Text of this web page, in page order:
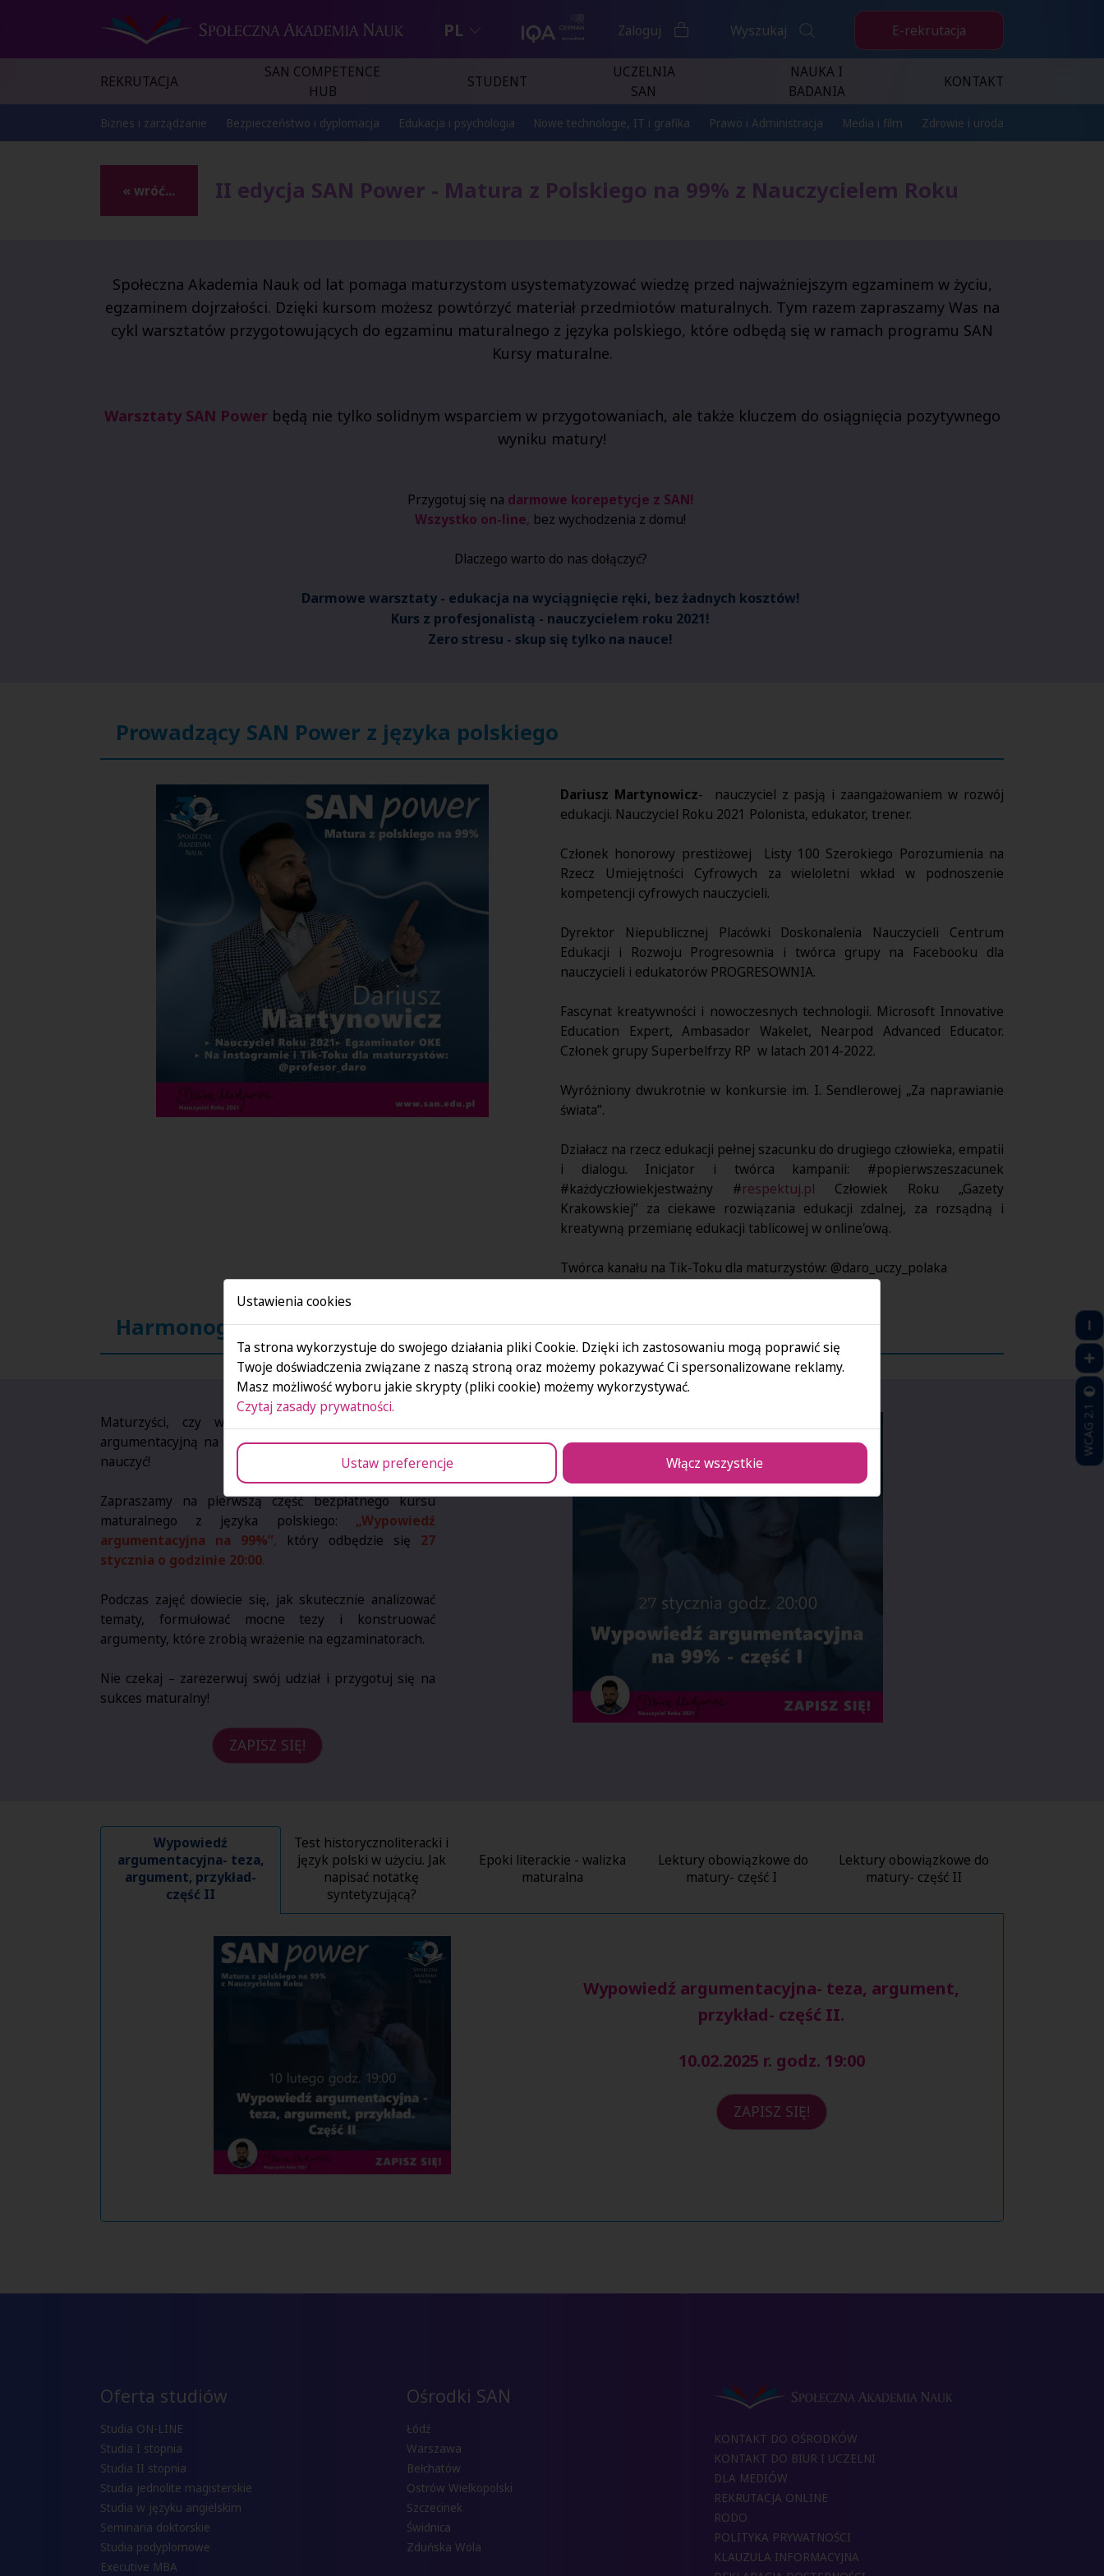
PL Zaloguj Wyszukaj E-rekrutacja
REKRUTACJA
SAN COMPETENCE
HUB
STUDENT
UCZELNIA
SAN
NAUKA I
BADANIA
KONTAKT
Biznes i zarządzanie Bezpieczeństwo i dyplomacja Edukacja i psychologia Nowe technologie, IT i grafika Prawo i Administracja Media i film Zdrowie i uroda
« wróć... II edycja SAN Power - Matura z Polskiego na 99% z Nauczycielem Roku
Społeczna Akademia Nauk od lat pomaga maturzystom usystematyzować wiedzę przed najważniejszym egzaminem w życiu,
egzaminem dojrzałości. Dzięki kursom możesz powtórzyć materiał przedmiotów maturalnych. Tym razem zapraszamy Was na
cykl warsztatów przygotowujących do egzaminu maturalnego z języka polskiego, które odbędą się w ramach programu SAN
Kursy maturalne.
Warsztaty SAN Power będą nie tylko solidnym wsparciem w przygotowaniach, ale także kluczem do osiągnięcia pozytywnego
wyniku matury!
Przygotuj się na darmowe korepetycje z SAN!
Wszystko on-line, bez wychodzenia z domu!
Dlaczego warto do nas dołączyć?
Darmowe warsztaty - edukacja na wyciągnięcie ręki, bez żadnych kosztów!
Kurs z profesjonalistą - nauczycielem roku 2021!
Zero stresu - skup się tylko na nauce!
Prowadzący SAN Power z języka polskiego
Dariusz Martynowicz- nauczyciel z pasją i zaangażowaniem w rozwój
edukacji. Nauczyciel Roku 2021 Polonista, edukator, trener.
Członek honorowy prestiżowej Listy 100 Szerokiego Porozumienia na
Rzecz Umiejętności Cyfrowych za wieloletni wkład w podnoszenie
kompetencji cyfrowych nauczycieli.
Dyrektor Niepublicznej Placówki Doskonalenia Nauczycieli Centrum
Edukacji i Rozwoju Progresownia i twórca grupy na Facebooku dla
nauczycieli i edukatorów PROGRESOWNIA.
Fascynat kreatywności i nowoczesnych technologii. Microsoft Innovative
Education Expert, Ambasador Wakelet, Nearpod Advanced Educator.
Członek grupy Superbelfrzy RP w latach 2014-2022.
Wyróżniony dwukrotnie w konkursie im. I. Sendlerowej „Za naprawianie
świata”.
Działacz na rzecz edukacji pełnej szacunku do drugiego człowieka, empatii
i dialogu. Inicjator i twórca kampanii: #popierwszeszacunek
#każdyczłowiekjestważny #respektuj.pl Człowiek Roku „Gazety
Krakowskiej” za ciekawe rozwiązania edukacji zdalnej, za rozsądną i
kreatywną przemianę edukacji tablicowej w online'ową.
Twórca kanału na Tik-Toku dla maturzystów: @daro_uczy_polaka
Harmonogram kursów
Maturzyści, czy wiecie, jak napisać
argumentacyjną na 99%? Teraz macie okazję się tego
nauczyć!
Zapraszamy na pierwszą część bezpłatnego kursu
maturalnego z języka polskiego: „Wypowiedź
argumentacyjna na 99%”, który odbędzie się 27
stycznia o godzinie 20:00.
Podczas zajęć dowiecie się, jak skutecznie analizować
tematy, formułować mocne tezy i konstruować
argumenty, które zrobią wrażenie na egzaminatorach.
Nie czekaj – zarezerwuj swój udział i przygotuj się na
sukces maturalny!
ZAPISZ SIĘ!
Wypowiedź
argumentacyjna- teza,
argument, przykład-
część II
Test historycznoliteracki i
język polski w użyciu. Jak
napisać notatkę
syntetyzującą?
Epoki literackie - walizka
maturalna
Lektury obowiązkowe do
matury- część I
Lektury obowiązkowe do
matury- część II
Wypowiedź argumentacyjna- teza, argument,
przykład- część II.
10.02.2025 r. godz. 19:00
ZAPISZ SIĘ!
Oferta studiów
Studia ON-LINE
Studia I stopnia
Studia II stopnia
Studia jednolite magisterskie
Studia w języku angielskim
Seminaria doktorskie
Studia podyplomowe
Executive MBA
Ośrodki SAN
Łódź
Warszawa
Bełchatów
Ostrów Wielkopolski
Szczecinek
Świdnica
Zduńska Wola
KONTAKT DO OŚRODKÓW
KONTAKT DO BIUR I UCZELNI
DLA MEDIÓW
REKRUTACJA ONLINE
RODO
POLITYKA PRYWATNOŚCI
KLAUZULA INFORMACYJNA
WCAG 2.1
Ustawienia cookies
Ta strona wykorzystuje do swojego działania pliki Cookie. Dzięki ich zastosowaniu mogą poprawić się
Twoje doświadczenia związane z naszą stroną oraz możemy pokazywać Ci spersonalizowane reklamy.
Masz możliwość wyboru jakie skrypty (pliki cookie) możemy wykorzystywać.
Czytaj zasady prywatności.
Ustaw preferencje Włącz wszystkie